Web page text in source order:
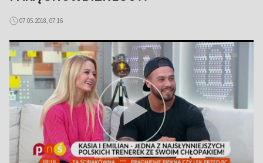
07.05.2018, 07:16